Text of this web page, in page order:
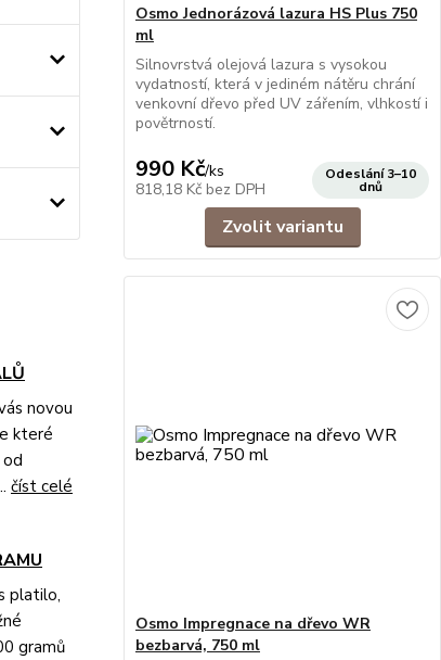
novou
které
číst celé
platilo,
gramů
Osmo Jednorázová lazura HS Plus 750
ml
Silnovrstvá olejová lazura s vysokou
vydatností, která v jediném nátěru chrání
venkovní dřevo před UV zářením, vlhkostí i
povětrností.
990 Kč/ks
818,18 Kč bez DPH
Odeslání 3–10
dnů
Zvolit variantu
Osmo Impregnace na dřevo WR
bezbarvá, 750 ml